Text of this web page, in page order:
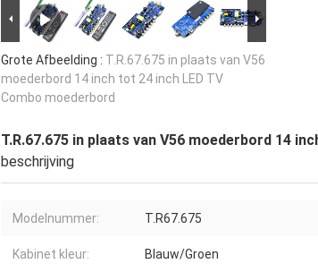
Grote Afbeelding : T.R.67.675 in plaats van V56
moederbord 14 inch tot 24 inch LED TV
Combo moederbord
T.R.67.675 in plaats van V56 moederbord 14
beschrijving
Modelnummer: T.R67.675
Kabinet kleur: Blauw/Groen